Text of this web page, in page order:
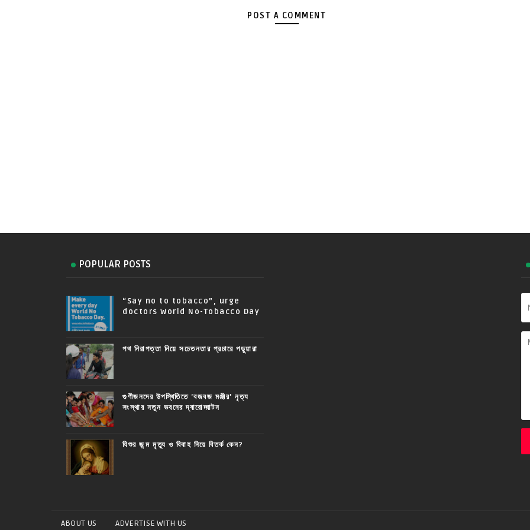
POST A COMMENT
POPULAR POSTS
“Say no to tobacco”, urge
doctors World No-Tobacco Day
পথ নিরাপত্তা নিয়ে সচেতনতার প্রচারে পড়ুয়ারা
গুণীজনদের উপস্থিতিতে 'বজবজ মঞ্জীর' নৃত্য
সংস্থার নতুন ভবনের দ্বারোদ্ঘাটন
যিশুর জন্ম মৃত্যু ও বিবাহ নিয়ে বিতর্ক কেন?
ABOUT US ADVERTISE WITH US